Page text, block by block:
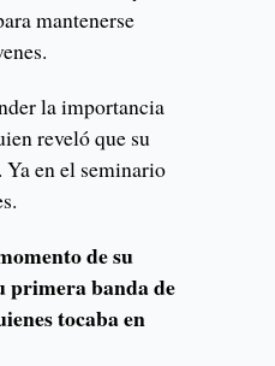
mantenerse
la importancia
reveló que su
en el seminario
de su
primera banda de
tocaba en